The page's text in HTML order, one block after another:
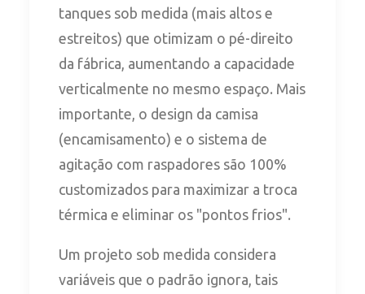
tanques sob medida (mais altos e
estreitos) que otimizam o pé-direito
da fábrica, aumentando a capacidade
verticalmente no mesmo espaço. Mais
importante, o design da camisa
(encamisamento) e o sistema de
agitação com raspadores são 100%
customizados para maximizar a troca
térmica e eliminar os "pontos frios".
Um projeto sob medida considera
variáveis que o padrão ignora, tais